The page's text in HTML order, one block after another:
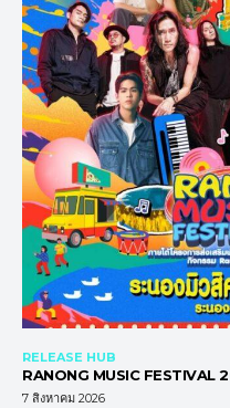
RELEASE HUB
RANONG MUSIC FESTIVAL
7 สิงหาคม 2026